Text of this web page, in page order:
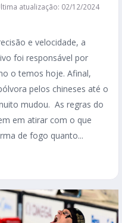
atualização: 02/12/2024
e velocidade, a
foi responsável por
o temos hoje. Afinal,
pelos chineses até o
mudou. As regras do
em atirar com o que
de fogo quanto...